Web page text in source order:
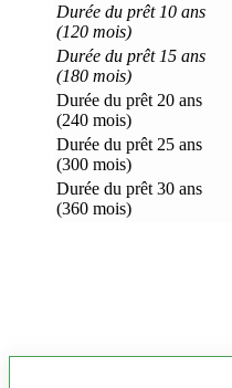
Durée du prêt 10 ans
(120 mois)
Durée du prêt 15 ans
(180 mois)
Durée du prêt 20 ans
(240 mois)
Durée du prêt 25 ans
(300 mois)
Durée du prêt 30 ans
(360 mois)